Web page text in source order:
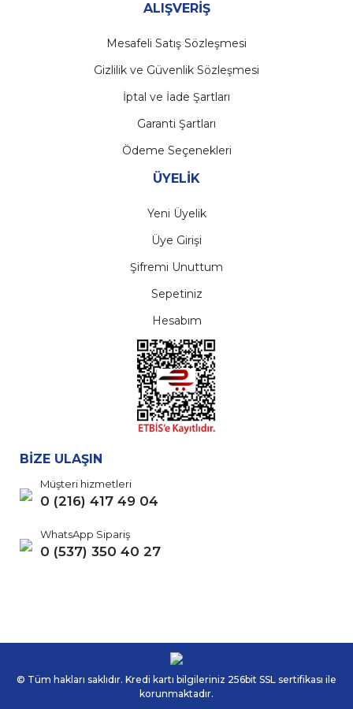
ALIŞVERİŞ
Mesafeli Satış Sözleşmesi
Gizlilik ve Güvenlik Sözleşmesi
İptal ve İade Şartları
Garanti Şartları
Ödeme Seçenekleri
ÜYELİK
Yeni Üyelik
Üye Girişi
Şifremi Unuttum
Sepetiniz
Hesabım
BİZE ULAŞIN
Müşteri hizmetleri
0 (216) 417 49 04
WhatsApp Sipariş
0 (537) 350 40 27
© Tüm hakları saklıdır. Kredi kartı bilgileriniz 256bit SSL sertifikası ile
korunmaktadır.